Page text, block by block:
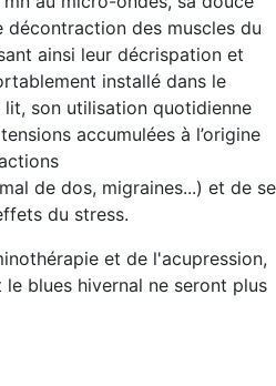
décontraction des muscles du
ainsi leur décrispation et
installé dans le
son utilisation quotidienne
accumulées à l’origine
de dos, migraines...) et de se
du stress.
et de l'acupression,
blues hivernal ne seront plus